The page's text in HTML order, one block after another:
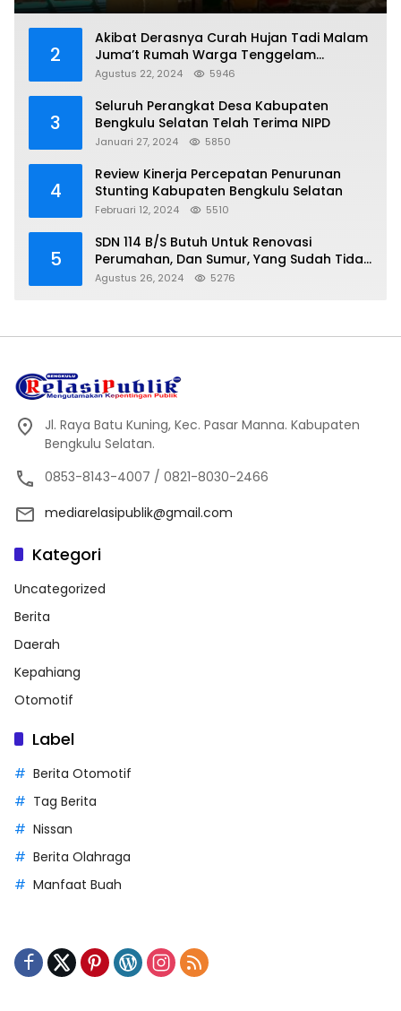
2
Akibat Derasnya Curah Hujan Tadi Malam
Juma’t Rumah Warga Tenggelam
Mencapai Dua Miter
Agustus 22, 2024 5946
3
Seluruh Perangkat Desa Kabupaten
Januari 27, 2024 5850
4
Review Kinerja Percepatan Penurunan
Februari 12, 2024 5510
5
SDN 114 B/S Butuh Untuk Renovasi
Perumahan, Dan Sumur, Yang Sudah Tidak
Layak Lagi Di Gunakan
Agustus 26, 2024 5276
Jl. Raya Batu Kuning, Kec. Pasar Manna. Kabupaten
Bengkulu Selatan.
0853-8143-4007 / 0821-8030-2466
mediarelasipublik@gmail.com
Kategori
Uncategorized
Berita
Daerah
Kepahiang
Otomotif
Label
Berita Otomotif
Tag Berita
Nissan
Berita Olahraga
Manfaat Buah